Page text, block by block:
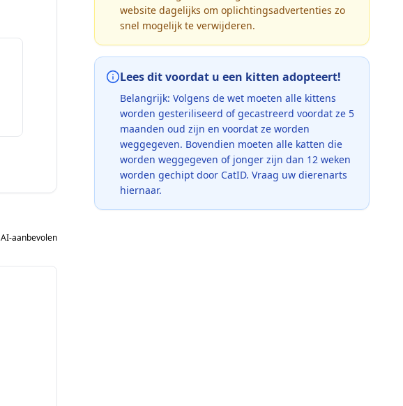
AI-aanbevolen
website dagelijks om oplichtingsadvertenties zo
snel mogelijk te verwijderen.
Lees dit voordat u een kitten adopteert!
Belangrijk: Volgens de wet moeten alle kittens
worden gesteriliseerd of gecastreerd voordat ze 5
maanden oud zijn en voordat ze worden
weggegeven. Bovendien moeten alle katten die
worden weggegeven of jonger zijn dan 12 weken
worden gechipt door CatID. Vraag uw dierenarts
hiernaar.